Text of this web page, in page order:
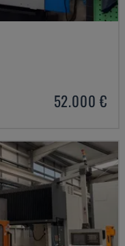
52.000 €